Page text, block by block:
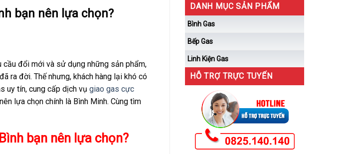
bạn nên lựa chọn?
cầu đổi mới và sử dụng những sản phẩm,
ra đời. Thế nhưng, khách hàng lại khó có
uy tín, cung cấp dịch vụ giao gas cực
lựa chọn chính là Bình Minh. Cùng tìm
bạn nên lựa chọn?
DANH MỤC SẢN PHẨM
Bình Gas
Bếp Gas
Linh Kiện Gas
HỖ TRỢ TRỰC TUYẾN